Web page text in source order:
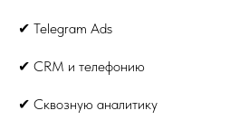
✔ Telegram Ads
✔ CRM и телефонию
✔ Сквозную аналитику